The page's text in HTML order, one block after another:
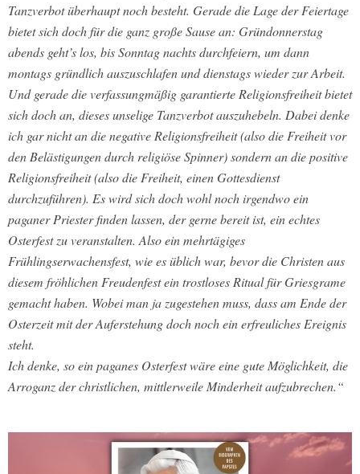
Tanzverbot überhaupt noch besteht. Gerade die Lage der Feiertage
bietet sich doch für die ganz große Sause an: Gründonnerstag
abends geht’s los, bis Sonntag nachts durchfeiern, um dann
montags gründlich auszuschlafen und dienstags wieder zur Arbeit.
Und gerade die verfassungmäßig garantierte Religionsfreiheit bietet
sich doch an, dieses unselige Tanzverbot auszuhebeln. Dabei denke
ich gar nicht an die negative Religionsfreiheit (also die Freiheit vor
den Belästigungen durch religiöse Spinner) sondern an die positive
Religionsfreiheit (also die Freiheit, einen Gottesdienst
durchzuführen). Es wird sich doch wohl noch irgendwo ein
paganer Priester finden lassen, der gerne bereit ist, ein echtes
Osterfest zu veranstalten. Also ein mehrtägiges
Frühlingserwachensfest, wie es üblich war, bevor die Christen aus
diesem fröhlichen Freudenfest ein trostloses Ritual für Griesgrame
gemacht haben. Wobei man ja zugestehen muss, dass am Ende der
Osterzeit mit der Auferstehung doch noch ein erfreuliches Ereignis
steht.
Ich denke, so ein paganes Osterfest wäre eine gute Möglichkeit, die
Arroganz der christlichen, mittlerweile Minderheit aufzubrechen.“